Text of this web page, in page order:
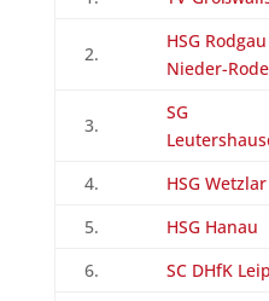
2.
HSG Rodgau
Nieder-
3.
SG
4. HSG
5.
HSG Hanau
6.
SC DHfK